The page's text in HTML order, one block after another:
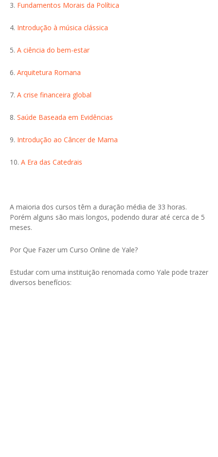
3. Fundamentos Morais da Política
4. Introdução à música clássica
5. A ciência do bem-estar
6. Arquitetura Romana
7. A crise financeira global
8. Saúde Baseada em Evidências
9. Introdução ao Câncer de Mama
10. A Era das Catedrais
A maioria dos cursos têm a duração média de 33 horas.
Porém alguns são mais longos, podendo durar até cerca de 5
meses.
Por Que Fazer um Curso Online de Yale?
Estudar com uma instituição renomada como Yale pode trazer
diversos benefícios: